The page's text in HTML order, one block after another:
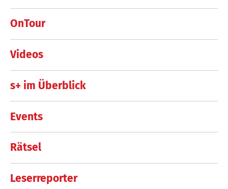
OnTour
Videos
s+ im Überblick
Events
Rätsel
Leserreporter